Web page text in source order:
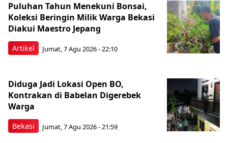
Artikel
Puluhan Tahun Menekuni Bonsai,
Koleksi Beringin Milik Warga Bekasi
Diakui Maestro Jepang
Jumat, 7 Agu 2026 - 22:10
Bekasi
Diduga Jadi Lokasi Open BO,
Kontrakan di Babelan Digerebek
Warga
Jumat, 7 Agu 2026 - 21:59